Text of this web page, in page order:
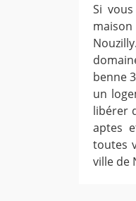
Si
benne
un
libérer
aptes
toutes
ville de